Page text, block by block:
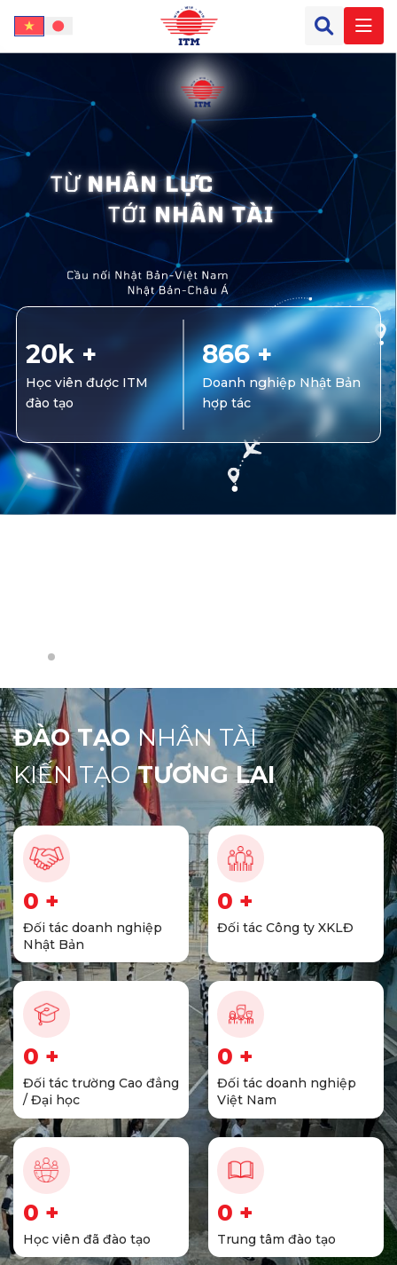
ĐÀO TẠONHÂN TÀI
KIẾN TẠOTƯƠNG LAI
0 +
Đối tác doanh nghiệp
Nhật Bản
0 +
Đối tác Công ty XKLĐ
0 +
Đối tác trường Cao đẳng
/ Đại học
0 +
Đối tác doanh nghiệp
Việt Nam
0 +
Học viên đã đào tạo
0 +
Trung tâm đào tạo